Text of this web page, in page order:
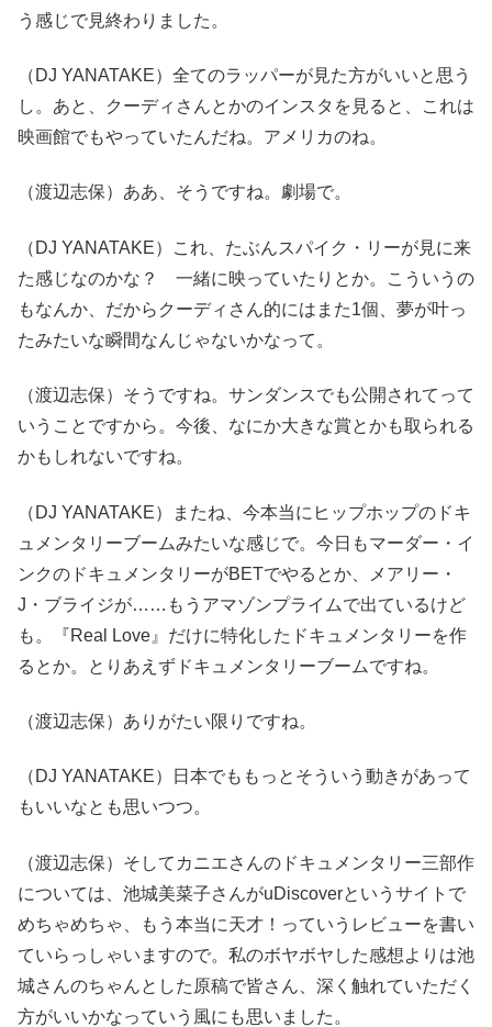
う感じで見終わりました。
（DJ YANATAKE）全てのラッパーが見た方がいいと思う
し。あと、クーディさんとかのインスタを見ると、これは
映画館でもやっていたんだね。アメリカのね。
（渡辺志保）ああ、そうですね。劇場で。
（DJ YANATAKE）これ、たぶんスパイク・リーが見に来
た感じなのかな？ 一緒に映っていたりとか。こういうの
もなんか、だからクーディさん的にはまた1個、夢が叶っ
たみたいな瞬間なんじゃないかなって。
（渡辺志保）そうですね。サンダンスでも公開されてって
いうことですから。今後、なにか大きな賞とかも取られる
かもしれないですね。
（DJ YANATAKE）またね、今本当にヒップホップのドキ
ュメンタリーブームみたいな感じで。今日もマーダー・イ
ンクのドキュメンタリーがBETでやるとか、メアリー・
J・ブライジが……もうアマゾンプライムで出ているけど
も。『Real Love』だけに特化したドキュメンタリーを作
るとか。とりあえずドキュメンタリーブームですね。
（渡辺志保）ありがたい限りですね。
（DJ YANATAKE）日本でももっとそういう動きがあって
もいいなとも思いつつ。
（渡辺志保）そしてカニエさんのドキュメンタリー三部作
については、池城美菜子さんがuDiscoverというサイトで
めちゃめちゃ、もう本当に天才！っていうレビューを書い
ていらっしゃいますので。私のボヤボヤした感想よりは池
城さんのちゃんとした原稿で皆さん、深く触れていただく
方がいいかなっていう風にも思いました。